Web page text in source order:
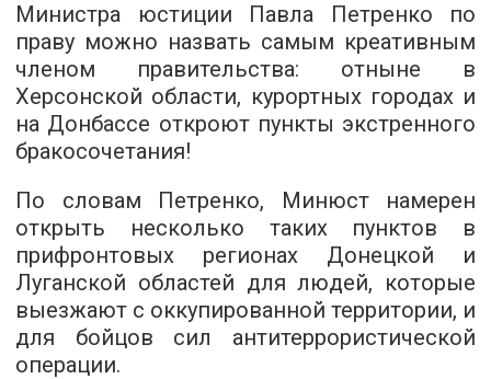
Министра юстиции Павла Петренко по
праву можно назвать самым креативным
членом правительства: отныне в
Херсонской области, курортных городах и
на Донбассе откроют пункты экстренного
бракосочетания!
По словам Петренко, Минюст намерен
открыть несколько таких пунктов в
прифронтовых регионах Донецкой и
Луганской областей для людей, которые
выезжают с оккупированной территории, и
для бойцов сил антитеррористической
операции.